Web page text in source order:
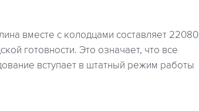
вместе с колодцами составляет 22080
готовности. Это означает, что все
вступает в штатный режим работы